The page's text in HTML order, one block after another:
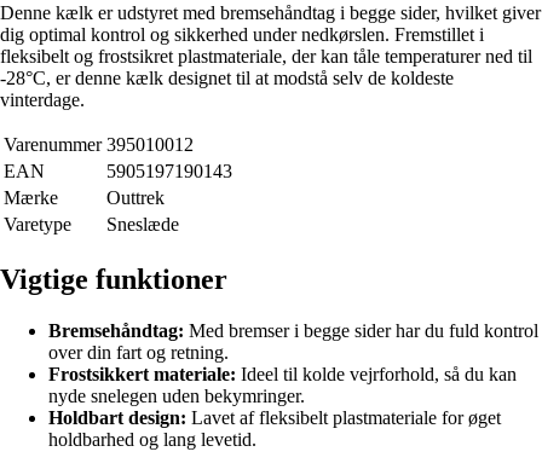
Denne kælk er udstyret med bremsehåndtag i begge sider, hvilket giver
dig optimal kontrol og sikkerhed under nedkørslen. Fremstillet i
fleksibelt og frostsikret plastmateriale, der kan tåle temperaturer ned til
-28°C, er denne kælk designet til at modstå selv de koldeste
vinterdage.
Varenummer 395010012
EAN
5905197190143
Mærke
Outtrek
Varetype
Sneslæde
Vigtige funktioner
Bremsehåndtag: Med bremser i begge sider har du fuld kontrol
over din fart og retning.
Frostsikkert materiale: Ideel til kolde vejrforhold, så du kan
nyde snelegen uden bekymringer.
Holdbart design: Lavet af fleksibelt plastmateriale for øget
holdbarhed og lang levetid.